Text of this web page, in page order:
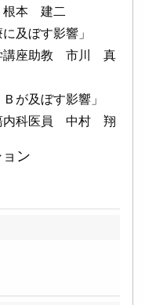
根本 建二
及ぼす影響」
講座助教 市川 真
が及ぼす影響」
内科医員 中村 翔
ン